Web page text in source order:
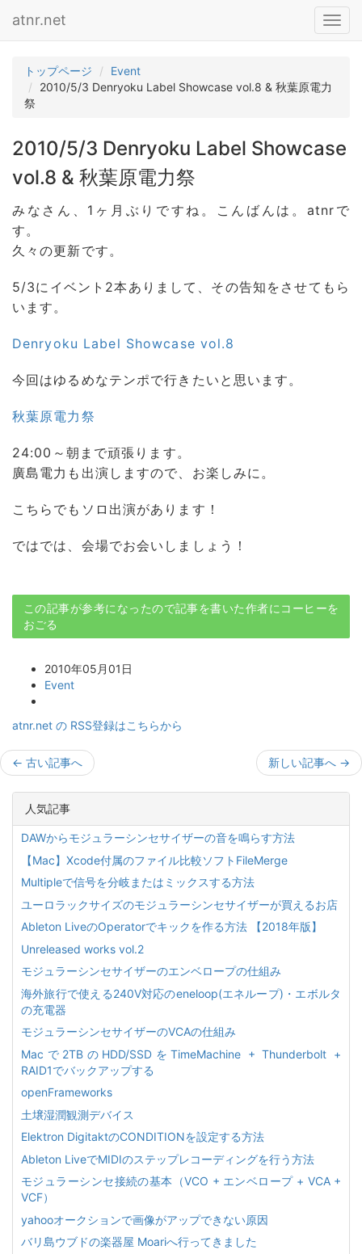
atnr.net
トップページ
Event
2010/5/3 Denryoku Label Showcase vol.8 & 秋葉原電力
祭
2010/5/3 Denryoku Label Showcase
vol.8 & 秋葉原電力祭
みなさん、1ヶ月ぶりですね。こんばんは。atnrで
す。
久々の更新です。
5/3にイベント2本ありまして、その告知をさせてもら
います。
Denryoku Label Showcase vol.8
今回はゆるめなテンポで行きたいと思います。
秋葉原電力祭
24:00～朝まで頑張ります。
廣島電力も出演しますので、お楽しみに。
こちらでもソロ出演があります！
ではでは、会場でお会いしましょう！
この記事が参考になったので記事を書いた作者にコーヒーを
おごる
2010年05月01日
Event
atnr.net の RSS登録はこちらから
← 古い記事へ 新しい記事へ →
人気記事
DAWからモジュラーシンセサイザーの音を鳴らす方法
【Mac】Xcode付属のファイル比較ソフトFileMerge
Multipleで信号を分岐またはミックスする方法
ユーロラックサイズのモジュラーシンセサイザーが買えるお店
Ableton LiveのOperatorでキックを作る方法 【2018年版】
Unreleased works vol.2
モジュラーシンセサイザーのエンベロープの仕組み
海外旅行で使える240V対応のeneloop(エネループ)・エボルタ
の充電器
モジュラーシンセサイザーのVCAの仕組み
Macで2TBのHDD/SSDをTimeMachine + Thunderbolt +
RAID1でバックアップする
openFrameworks
土壌湿潤観測デバイス
Elektron DigitaktのCONDITIONを設定する方法
Ableton LiveでMIDIのステップレコーディングを行う方法
モジュラーシンセ接続の基本（VCO + エンベロープ + VCA +
VCF）
yahooオークションで画像がアップできない原因
バリ島ウブドの楽器屋 Moariへ行ってきました